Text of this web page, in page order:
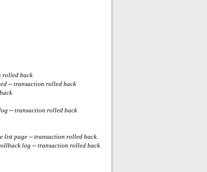
rolled back
-- transaction rolled back
-- transaction rolled back
list page -- transaction rolled back.
log -- transaction rolled back